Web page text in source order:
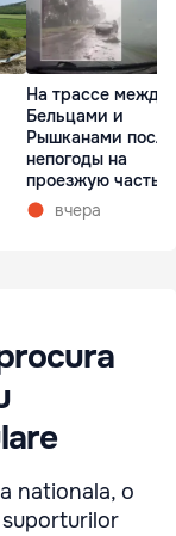
На трассе между
Бельцами и
Рышканами после
непогоды на
проезжую часть
упали деревья
вчера
nationala, o